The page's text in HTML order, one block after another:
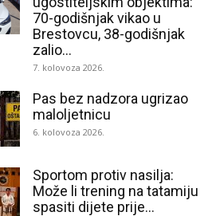
70-godišnjak vikao u
Brestovcu, 38-godišnjak
zalio...
7. kolovoza 2026.
Pas bez nadzora ugrizao
maloljetnicu
6. kolovoza 2026.
Sportom protiv nasilja:
Može li trening na tatamiju
spasiti dijete prije...